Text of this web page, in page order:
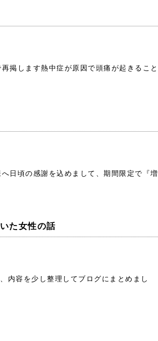
掲します熱中症が原因で頭痛が起きること
日頃の感謝を込めまして、期間限定で『増
た女性の話
内容を少し整理してブログにまとめまし